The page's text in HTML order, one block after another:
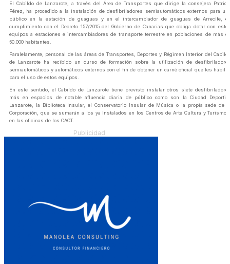
El Cabildo de Lanzarote, a través del Área de Transportes que dirige la consejera
Pérez, ha procedido a la instalación de desfibriladores semiautomáticos externos para
público en la estación de guaguas y en el intercambiador de guaguas de Arrecife,
cumplimiento con el Decreto 157/2015 del Gobierno de Canarias que obliga dotar con
equipos a estaciones e intercambiadores de transporte terrestre en poblaciones de más
50.000 habitantes.
Paralelamente, personal de las áreas de Transportes, Deportes y Régimen Interior del
de Lanzarote ha recibido un curso de formación sobre la utilización de
semiautomáticos y automáticos externos con el fin de obtener un carné oficial que les
para el uso de estos equipos.
En este sentido, el Cabildo de Lanzarote tiene previsto instalar otros siete
más en espacios de notable afluencia diaria de público como son la Ciudad
Lanzarote, la Biblioteca Insular, el Conservatorio Insular de Música o la propia sede de
Corporación, que se sumarán a los ya instalados en los Centros de Arte Cultura y Turismo
en las oficinas de los CACT.
Publicidad